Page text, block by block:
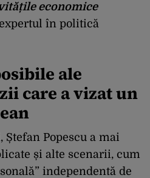
economice
în politică
ale
care a vizat un
Popescu a mai
și alte scenarii, cum
independentă de